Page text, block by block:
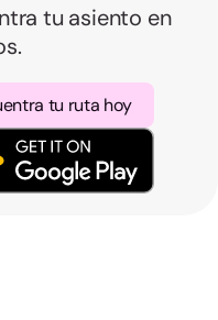
tu asiento en
tu ruta hoy